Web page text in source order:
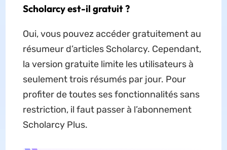
Scholarcy est-il gratuit ?
Oui, vous pouvez accéder gratuitement au
résumeur d’articles Scholarcy. Cependant,
la version gratuite limite les utilisateurs à
seulement trois résumés par jour. Pour
profiter de toutes ses fonctionnalités sans
restriction, il faut passer à l’abonnement
Scholarcy Plus.